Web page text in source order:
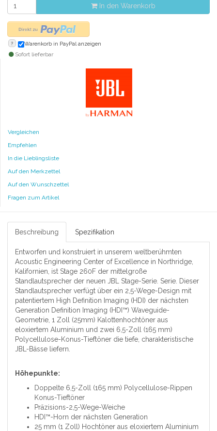
In den Warenkorb
? Warenkorb in PayPal anzeigen
Sofort lieferbar
Vergleichen
Empfehlen
In die Lieblingsliste
Auf den Merkzettel
Auf den Wunschzettel
Fragen zum Artikel
Beschreibung Spezifikation
Entworfen und konstruiert in unserem weltberühmten
Acoustic Engineering Center of Excellence in Northridge,
Kalifornien, ist Stage 260F der mittelgroße
Standlautsprecher der neuen JBL Stage-Serie. Serie. Dieser
Standlautsprecher verfügt über ein 2,5-Wege-Design mit
patentiertem High Definition Imaging (HDI) der nächsten
Generation Definition Imaging (HDI™) Waveguide-
Geometrie, 1 Zoll (25mm) Kalottenhochtöner aus
eloxiertem Aluminium und zwei 6,5-Zoll (165 mm)
Polycellulose-Konus-Tieftöner die tiefe, charakteristische
JBL-Bässe liefern.
Höhepunkte:
Doppelte 6,5-Zoll (165 mm) Polycellulose-Rippen
Konus-Tieftöner
Präzisions-2,5-Wege-Weiche
HDI™-Horn der nächsten Generation
25 mm (1 Zoll) Hochtöner aus eloxiertem Aluminium